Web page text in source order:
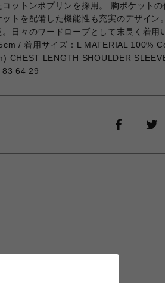
ットンポプリンを採用。 胸ポケットの
トを配備した機能性も充実のデザイン
日々のワードローブとして末長く着用
/ 着用サイズ：L MATERIAL 100%
CHEST LENGTH SHOULDER
64 29